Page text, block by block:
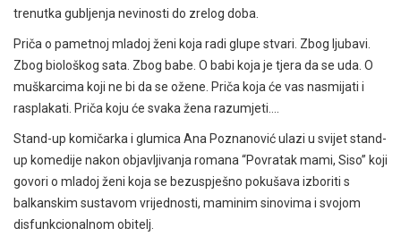
trenutka gubljenja nevinosti do zrelog doba.
Priča o pametnoj mladoj ženi koja radi glupe stvari. Zbog ljubavi.
Zbog biološkog sata. Zbog babe. O babi koja je tjera da se uda. O
muškarcima koji ne bi da se ožene. Priča koja će vas nasmijati i
rasplakati. Priča koju će svaka žena razumjeti….
Stand-up komičarka i glumica Ana Poznanović ulazi u svijet stand-
up komedije nakon objavljivanja romana “Povratak mami, Siso” koji
govori o mladoj ženi koja se bezuspješno pokušava izboriti s
balkanskim sustavom vrijednosti, maminim sinovima i svojom
disfunkcionalnom obitelj.